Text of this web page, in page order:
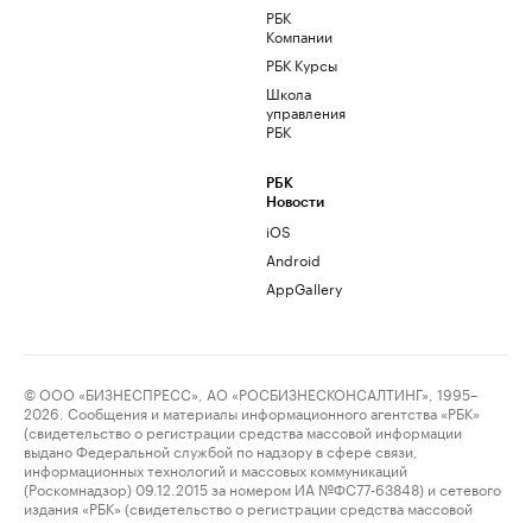
РБК
Компании
РБК Курсы
Школа
управления
РБК
РБК
Новости
iOS
Android
AppGallery
© ООО «БИЗНЕСПРЕСС», АО «РОСБИЗНЕСКОНСАЛТИНГ», 1995–
2026. Сообщения и материалы информационного агентства «РБК»
(свидетельство о регистрации средства массовой информации
выдано Федеральной службой по надзору в сфере связи,
информационных технологий и массовых коммуникаций
(Роскомнадзор) 09.12.2015 за номером ИА №ФС77-63848) и сетевого
издания «РБК» (свидетельство о регистрации средства массовой